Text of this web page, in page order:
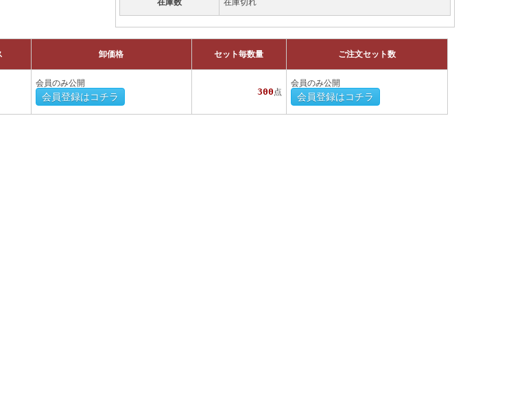
卸価格 セット毎数量 ご注文セット数
会員のみ公開
会員登録はコチラ 300 点
会員のみ公開
会員登録はコチラ